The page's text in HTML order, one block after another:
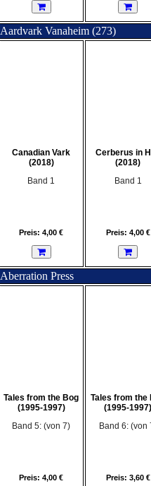
Aardvark Vanaheim (273)
Canadian Vark
(2018)
Band 1
Preis: 4,00 €
Cerberus in
(2018)
Band 1
Preis: 4,00 €
Aberration Press
Tales from the Bog
(1995-1997)
Band 5: (von 7)
Preis: 4,00 €
Tales from the
(1995-1997)
Band 6: (von
Preis: 3,60 €